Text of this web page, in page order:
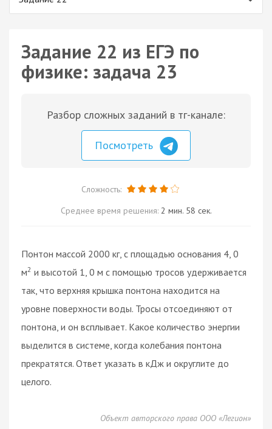
Задание 22 из ЕГЭ по
физике: задача 23
Разбор сложных заданий в тг-канале:
Посмотреть
Сложность:
Среднее время решения: 2 мин. 58 сек.
Понтон массой 2000 кг, с площадью основания 4, 0
м2 и высотой 1, 0 м с помощью тросов удерживается
так, что верхняя крышка понтона находится на
уровне поверхности воды. Тросы отсоединяют от
понтона, и он всплывает. Какое количество энергии
выделится в системе, когда колебания понтона
прекратятся. Ответ указать в кДж и округлите до
целого.
Объект авторского права ООО «Легион»